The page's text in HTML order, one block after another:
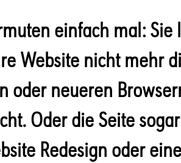
einfach mal: Sie
Website nicht mehr
oder neueren
Oder die Seite
Redesign oder